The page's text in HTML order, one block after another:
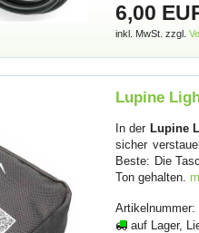
6,00
inkl. MwSt. zzgl.
Lupine
In der Lupine
sicher
Beste: Die
Ton gehalten.
Artikelnummer:
auf Lager,